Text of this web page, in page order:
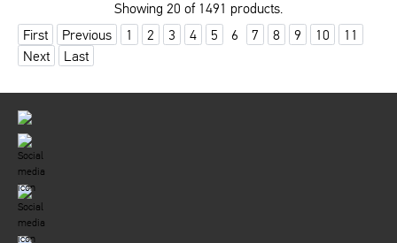
Showing 20 of 1491 products.
First
Previous 1 2 3 4 5 6 7 8 9 10
11
Next
Last